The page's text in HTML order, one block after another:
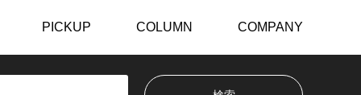
PICKUP COLUMN COMPANY